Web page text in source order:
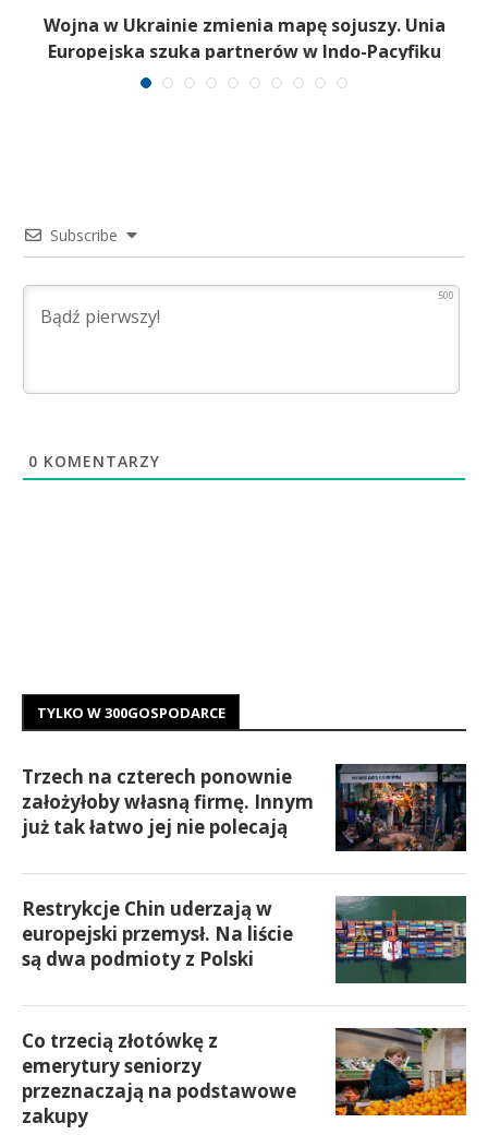
Wojna w Ukrainie zmienia mapę sojuszy. Unia
Europejska szuka partnerów w Indo-Pacyfiku
Subscribe
500
0 KOMENTARZY
TYLKO W 300GOSPODARCE
Trzech na czterech ponownie
założyłoby własną firmę. Innym
już tak łatwo jej nie polecają
Restrykcje Chin uderzają w
europejski przemysł. Na liście
są dwa podmioty z Polski
Co trzecią złotówkę z
emerytury seniorzy
przeznaczają na podstawowe
zakupy